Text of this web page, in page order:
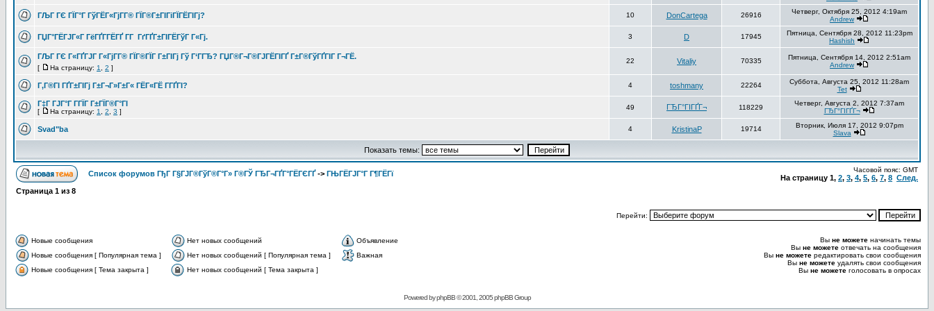
ГЉГ ГЄ ГЇГ°Г ГўГЁГ«ГјГ­Г® ГЇГ®Г±ГІГіГЇГЁГІГј? 10 DonCartega 26916
Четверг, Октября 25, 2012 4:19am
Andrew
ГЏГ°ГЁГЈГ«Г ГёГҐГ­ГЁГҐ Г­Г ГґГҐГ±ГІГЁГўГ Г«Гј. 3 D 17945
Пятница, Сентября 28, 2012 11:23pm
Hashish
ГЉГ ГЄ Г«ГҐГЈГ Г«ГјГ­Г® ГЇГ®ГЇГ Г±ГІГј Гў Г‘ГГЂ? ГЏГ®Г¬Г®ГЈГЁГІГҐ Г±Г®ГўГҐГІГ Г¬ГЁ.
[ На страницу: 1 2 ]
22 Vitaliy 70335
Пятница, Сентября 14, 2012 2:51am
Andrew
Г‚Г®ГІ ГҐГ±ГІГј Г±Г¬Г»Г±Г« ГЁГ«ГЁ Г­ГҐГІ? 4 toshmany 22264
Суббота, Августа 25, 2012 11:28am
Tet
Г‡Г ГЈГ°Г Г­ГЇГ Г±ГЇГ®Г°ГІ
[ На страницу: 1 2 3 ]
49 ГЂГ°ГІГҐГ¬ 118229
Четверг, Августа 2, 2012 7:37am
ГЂГ°ГІГҐГ¬
Svad"ba 4 KristinaP 19714
Вторник, Июля 17, 2012 9:07pm
Slava
Показать темы:
Список форумов ГђГ Г§ГЈГ®ГўГ®Г°Г» Г®ГЎ ГЂГ¬ГҐГ°ГЁГЄГҐ-> ГЊГЁГЈГ°Г Г¶ГЁГї Часовой пояс: GMT
На страницу 1, 2, 3, 4, 5, 6, 7, 8 След.
Страница 1 из 8
Перейти:
Новые сообщения Нет новых сообщений
Объявление
Новые сообщения [ Популярная тема ]
Нет новых сообщений [ Популярная тема ]
Важная
Новые сообщения [ Тема закрыта ]
Нет новых сообщений [ Тема закрыта ]
Вы не можете начинать темы
Вы не можете отвечать на сообщения
Вы не можете редактировать свои сообщения
Вы не можете удалять свои сообщения
Вы не можете голосовать в опросах
Powered byphpBB© 2001, 2005 phpBB Group